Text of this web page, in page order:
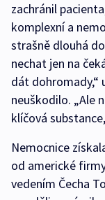
zachránil
komplexní a
strašně dlouhá
nechat jen na
dát dohromady,“
neuškodilo. „Ale
klíčová
Nemocnice
od americké
vedením Čecha